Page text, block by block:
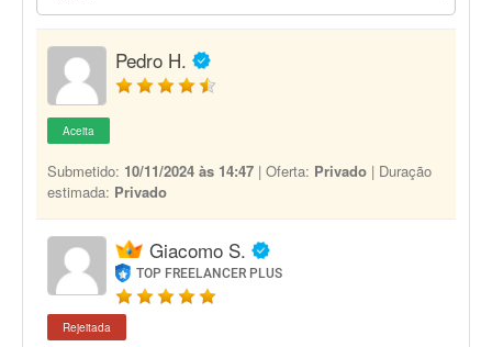
Pedro H.
Aceita
Submetido: 10/11/2024 às 14:47 | Oferta: Privado | Duração
estimada: Privado
Giacomo S.
TOP FREELANCER PLUS
Rejeitada